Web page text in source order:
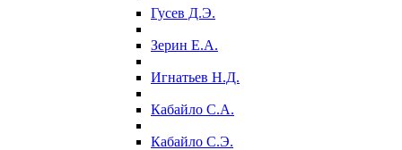
Гусев Д.Э.
Зерин Е.А.
Игнатьев Н.Д.
Кабайло С.А.
Кабайло С.Э.